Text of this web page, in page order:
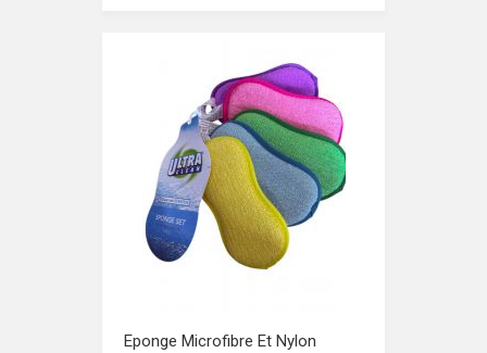
Eponge Microfibre Et Nylon